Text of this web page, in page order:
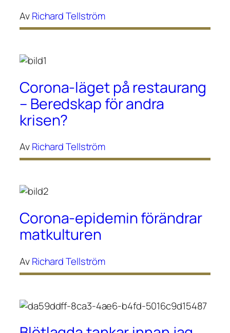
AvRichard Tellström
Corona-läget på restaurang
– Beredskap för andra
krisen?
AvRichard Tellström
Corona-epidemin förändrar
matkulturen
AvRichard Tellström